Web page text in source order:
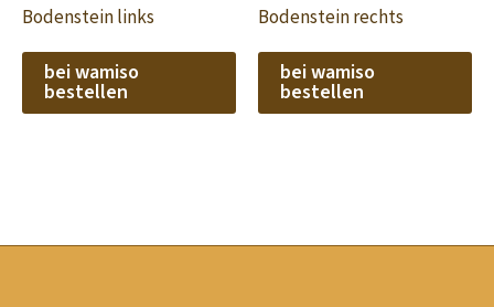
Bodenstein links
bei wamiso
bestellen
Bodenstein rechts
bei wamiso
bestellen